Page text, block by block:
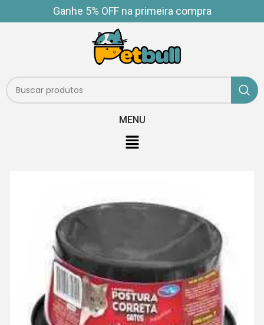
Ganhe 5% OFF na primeira compra
MENU